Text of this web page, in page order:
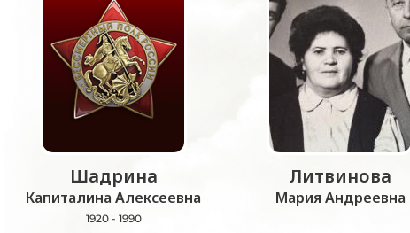
Шадрина
Капиталина Алексеевна
1920 - 1990
Литвинова
Мария Андреевна